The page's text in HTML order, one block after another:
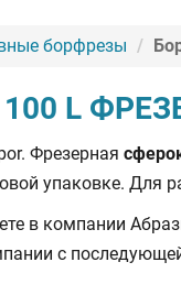
борфрезы
L
Фрезерная
упаковке.
в компании
с